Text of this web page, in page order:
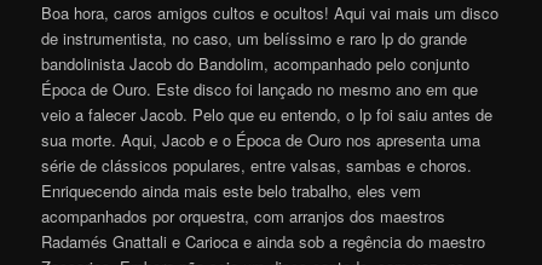
Boa hora, caros amigos cultos e ocultos! Aqui vai mais um disco
de instrumentista, no caso, um belíssimo e raro lp do grande
bandolinista Jacob do Bandolim, acompanhado pelo conjunto
Época de Ouro. Este disco foi lançado no mesmo ano em que
veio a falecer Jacob. Pelo que eu entendo, o lp foi saiu antes de
sua morte. Aqui, Jacob e o Época de Ouro nos apresenta uma
série de clássicos populares, entre valsas, sambas e choros.
Enriquecendo ainda mais este belo trabalho, eles vem
acompanhados por orquestra, com arranjos dos maestros
Radamés Gnattali e Carioca e ainda sob a regência do maestro